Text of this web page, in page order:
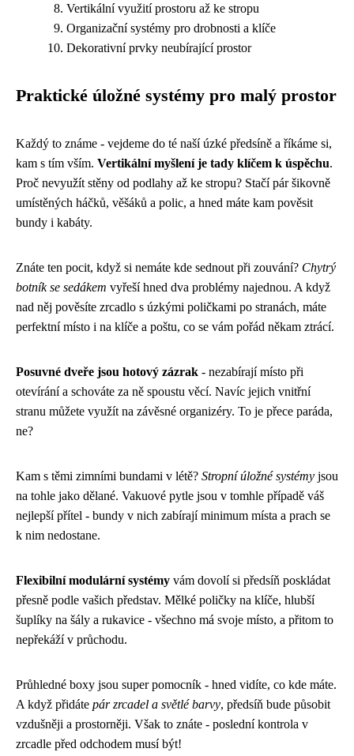
Vertikální využití prostoru až ke stropu
Organizační systémy pro drobnosti a klíče
Dekorativní prvky neubírající prostor
Praktické úložné systémy pro malý prostor
Každý to známe - vejdeme do té naší úzké předsíně a říkáme si,
kam s tím vším. Vertikální myšlení je tady klíčem k úspěchu.
Proč nevyužít stěny od podlahy až ke stropu? Stačí pár šikovně
umístěných háčků, věšáků a polic, a hned máte kam pověsit
bundy i kabáty.
Znáte ten pocit, když si nemáte kde sednout při zouvání? Chytrý
botník se sedákem vyřeší hned dva problémy najednou. A když
nad něj pověsíte zrcadlo s úzkými poličkami po stranách, máte
perfektní místo i na klíče a poštu, co se vám pořád někam ztrácí.
Posuvné dveře jsou hotový zázrak - nezabírají místo při
otevírání a schováte za ně spoustu věcí. Navíc jejich vnitřní
stranu můžete využít na závěsné organizéry. To je přece paráda,
ne?
Kam s těmi zimními bundami v létě? Stropní úložné systémy jsou
na tohle jako dělané. Vakuové pytle jsou v tomhle případě váš
nejlepší přítel - bundy v nich zabírají minimum místa a prach se
k nim nedostane.
Flexibilní modulární systémy vám dovolí si předsíň poskládat
přesně podle vašich představ. Mělké poličky na klíče, hlubší
šuplíky na šály a rukavice - všechno má svoje místo, a přitom to
nepřekáží v průchodu.
Průhledné boxy jsou super pomocník - hned vidíte, co kde máte.
A když přidáte pár zrcadel a světlé barvy, předsíň bude působit
vzdušněji a prostorněji. Však to znáte - poslední kontrola v
zrcadle před odchodem musí být!